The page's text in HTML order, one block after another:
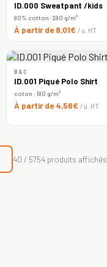
ID.000 Sweatpant /kids
80% cotton · 280 g/m²
À partir de 8,01€ / u. HT
B&C
ID.001 Piqué Polo Shirt
coton · 180 g/m²
À partir de 4,56€ / u. HT
40 / 5754 produits affichés